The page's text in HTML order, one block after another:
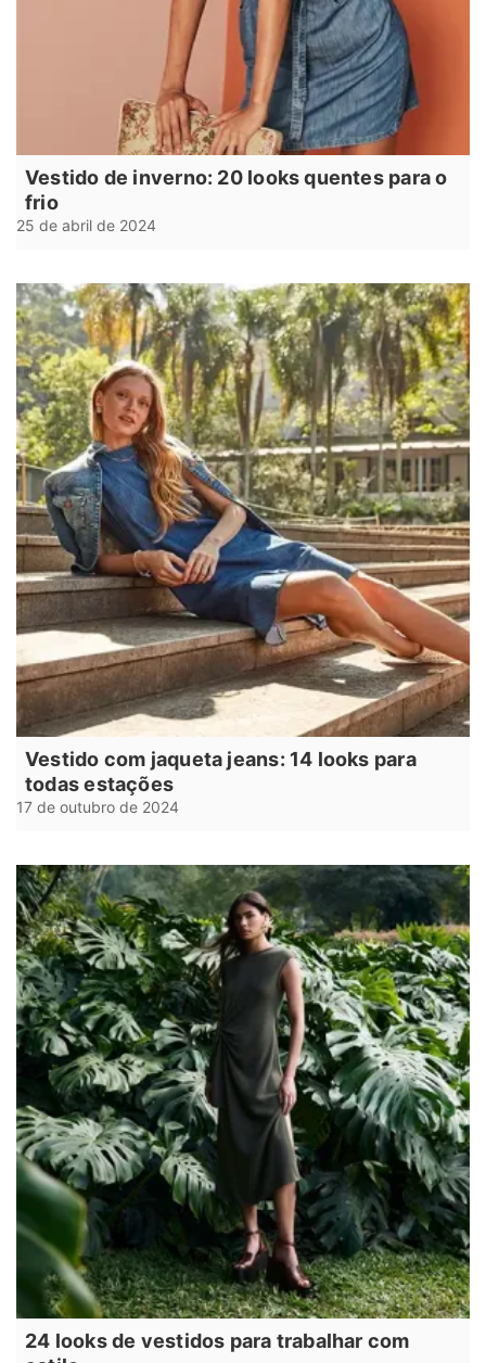
Vestido de inverno: 20 looks quentes para o
frio
25 de abril de 2024
Vestido com jaqueta jeans: 14 looks para
todas estações
17 de outubro de 2024
24 looks de vestidos para trabalhar com